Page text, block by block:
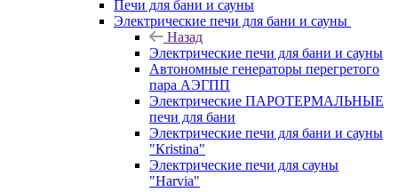
Печи для бани и сауны
Электрические печи для бани и сауны
Назад
Электрические печи для бани и сауны
Автономные генераторы перегретого
пара АЭГПП
Электрические ПАРОТЕРМАЛЬНЫЕ
печи для бани
Электрические печи для бани и сауны
"Кristina"
Электрические печи для сауны
"Harvia"